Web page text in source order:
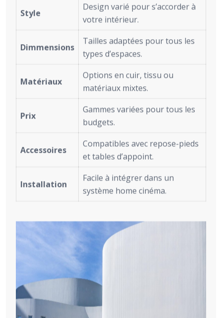
Style
Design varié pour s’accorder à
votre intérieur.
Dimmensions
Tailles adaptées pour tous les
types d’espaces.
Matériaux
Options en cuir, tissu ou
matériaux mixtes.
Prix
Gammes variées pour tous les
budgets.
Accessoires
Compatibles avec repose-pieds
et tables d’appoint.
Installation
Facile à intégrer dans un
système home cinéma.